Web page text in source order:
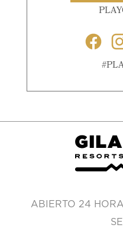
ABIERTO 24